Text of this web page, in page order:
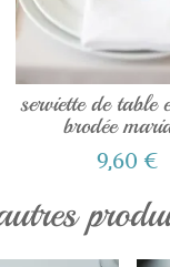
serviette de table
brodée
9,60 €